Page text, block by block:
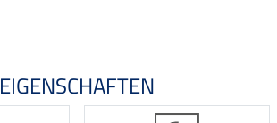
EIGENSCHAFTEN